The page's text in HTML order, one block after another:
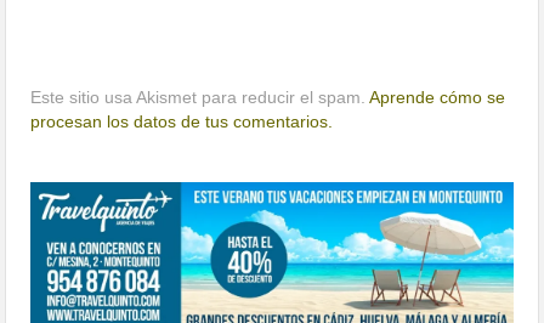
Este sitio usa Akismet para reducir el spam.Aprende cómo se
procesan los datos de tus comentarios.